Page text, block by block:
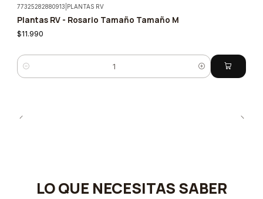
77325282880913 PLANTAS RV
Plantas RV - Rosario Tamaño Tamaño M
$11.990
Cantidad
LO QUE NECESITAS SABER